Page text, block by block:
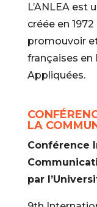
L’ANLEA est
créée en
promouvoir
françaises en
Appliquées.
LA
Conférence
par